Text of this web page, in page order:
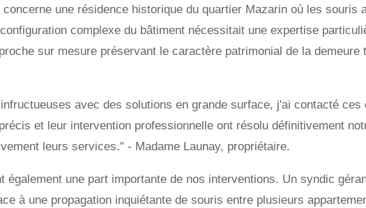
une résidence historique du quartier Mazarin où les
complexe du bâtiment nécessitait une expertise
sur mesure préservant le caractère patrimonial de la
avec des solutions en grande surface, j'ai contacté ces
et leur intervention professionnelle ont résolu définitivement
leurs services." - Madame Launay, propriétaire.
également une part importante de nos interventions. Un syndic
à une propagation inquiétante de souris entre plusieurs